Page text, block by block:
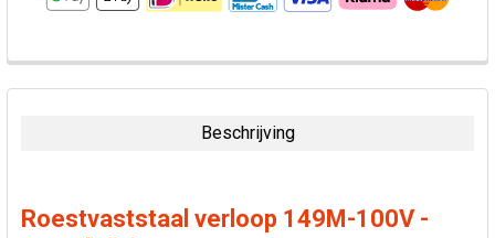
VAAK
SAMEN
Beschrijving
Roestvaststaal verloop 149M-100V -